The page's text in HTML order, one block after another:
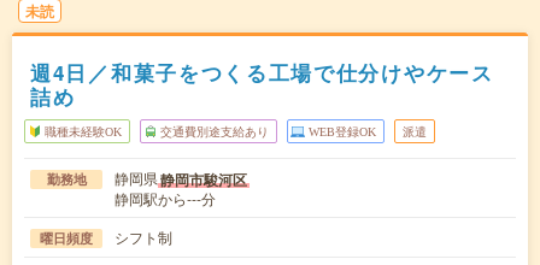
未読
週4日／和菓子をつくる工場で仕分けやケース
詰め
職種未経験OK 交通費別途支給あり WEB登録OK 派遣
勤務地 静岡県静岡市駿河区
静岡駅から---分
曜日頻度 シフト制